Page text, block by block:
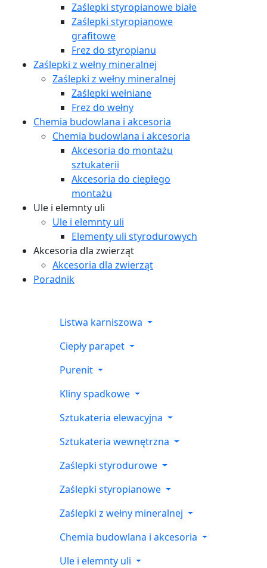
Zaślepki styropianowe białe
Zaślepki styropianowe
grafitowe
Frez do styropianu
Zaślepki z wełny mineralnej
Zaślepki z wełny mineralnej
Zaślepki wełniane
Frez do wełny
Chemia budowlana i akcesoria
Chemia budowlana i akcesoria
Akcesoria do montażu
sztukaterii
Akcesoria do ciepłego
montażu
Ule i elemnty uli
Ule i elemnty uli
Elementy uli styrodurowych
Akcesoria dla zwierząt
Akcesoria dla zwierząt
Poradnik
Listwa karniszowa
Ciepły parapet
Purenit
Kliny spadkowe
Sztukateria elewacyjna
Sztukateria wewnętrzna
Zaślepki styrodurowe
Zaślepki styropianowe
Zaślepki z wełny mineralnej
Chemia budowlana i akcesoria
Ule i elemnty uli